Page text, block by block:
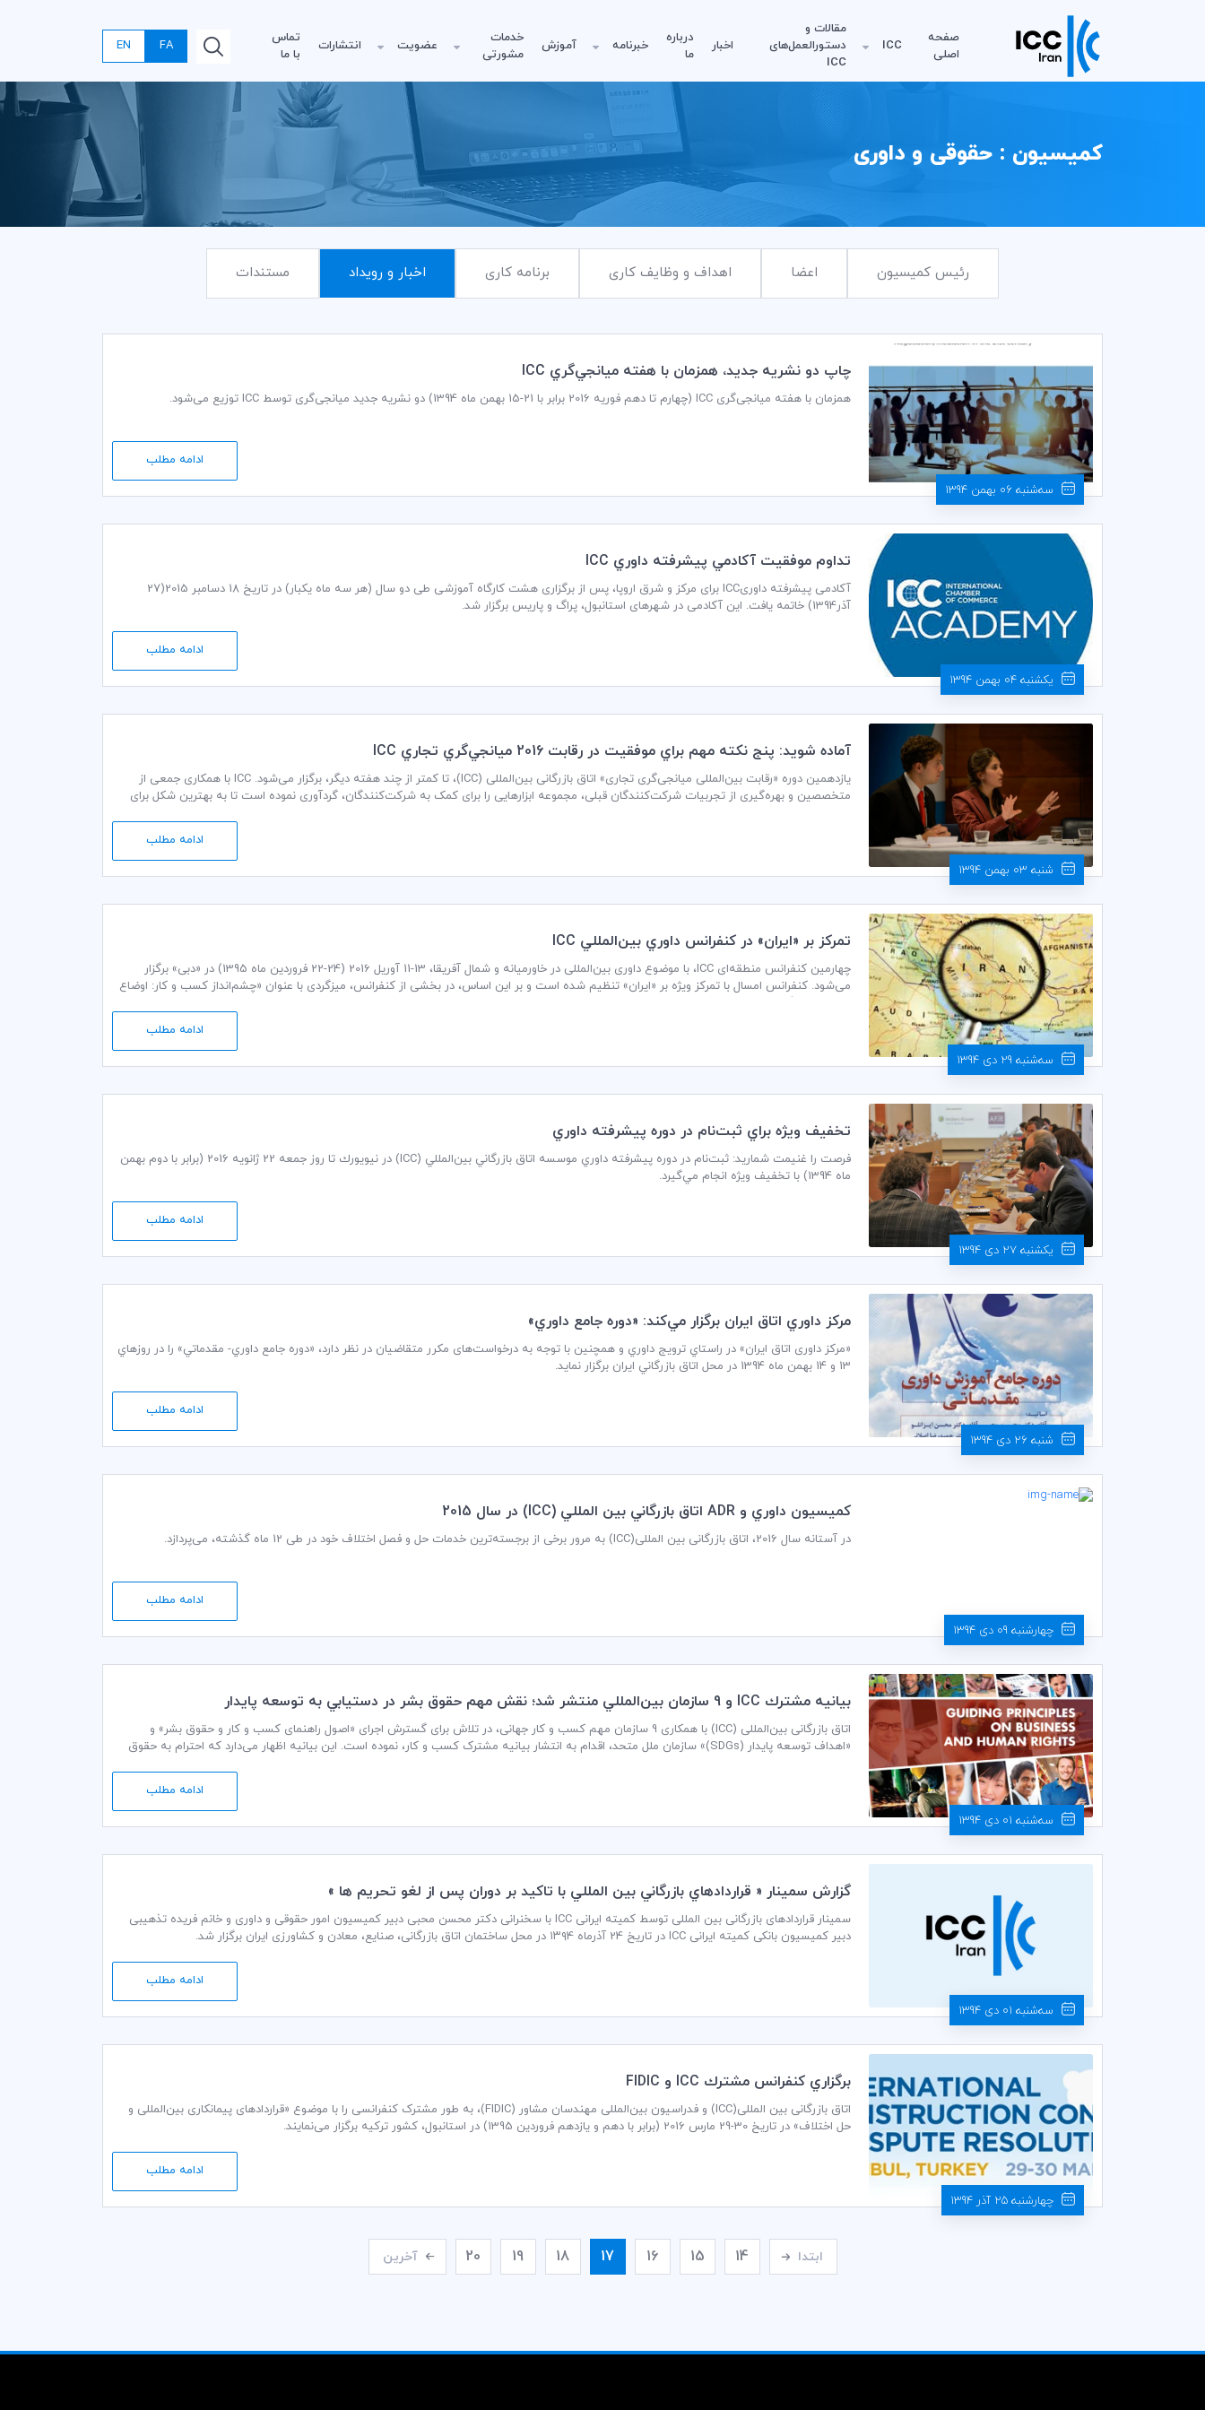
صفحه
اصلی
ICC
مقالات و
دستورالعمل‌های
ICC
اخبار
درباره
ما
خبرنامه آموزش
خدمات
مشورتی
عضویت انتشارات
تماس
با ما
FA
EN
کمیسیون : حقوقی و داوری
رئیس کمیسیون اعضا اهداف و وظایف کاری برنامه کاری اخبار و رویداد مستندات
چاپ دو نشريه جديد، همزمان با هفته ميانجي‌گري ICC
همزمان با هفته میانجی‌گری ICC (چهارم تا دهم فوریه 2016 برابر با 21-15 بهمن ماه 1394) دو نشریه جدید میانجی‌گری توسط ICC توزیع می‌شود.
ادامه مطلب
سه‌شنبه 06 بهمن 1394
تداوم موفقيت آكادمي پيشرفته داوري ICC
آکادمی پیشرفته داوری‌ICC برای مرکز و شرق اروپا، پس از برگزاری هشت کارگاه آموزشی طی دو سال (هر سه ماه یکبار) در تاریخ 18 دسامبر 2015(27
آذر1394) خاتمه یافت. این آکادمی در شهرهای استانبول، پراگ و پاریس برگزار شد.
ادامه مطلب
یکشنبه 04 بهمن 1394
آماده شويد: پنج نكته مهم براي موفقيت در رقابت 2016 ميانجي‌گري تجاري ICC
یازدهمین دوره «رقابت بین‌المللی میانجی‌گری تجاری» اتاق بازرگانی بین‌المللی (ICC)، تا کمتر از چند هفته دیگر، برگزار می‌شود. ICC با همکاری جمعی از
متخصصین و بهره‌گیری از تجربیات شرکت‌کنندگان قبلی، مجموعه ابزارهایی را برای کمک به شرکت‌کنندگان، گردآوری نموده است تا به بهترین شکل برای
ادامه مطلب
شنبه 03 بهمن 1394
تمركز بر «ايران» در كنفرانس داوري بين‌المللي ICC
چهارمین کنفرانس منطقه‌ای ICC، با موضوع داوری بین‌المللی در خاورمیانه و شمال آفریقا، 13-11 آوریل 2016 (24-22 فروردین ماه 1395) در «دبی» برگزار
می‌شود. کنفرانس امسال با تمرکز ویژه بر «ایران» تنظیم شده است و بر این اساس، در بخشی از کنفرانس، میزگردی با عنوان «چشم‌انداز کسب و کار: اوضاع
ادامه مطلب
سه‌شنبه 29 دی 1394
تخفيف ويژه براي ثبت‌نام در دوره پيشرفته داوري
فرصت را غنيمت شماريد: ثبت‌نام در دوره پيشرفته داوري موسسه اتاق بازرگاني بين‌المللي (ICC) در نيويورك تا روز جمعه 22 ژانويه 2016 (برابر با دوم بهمن
ماه 1394) با تخفيف ويژه انجام مي‌گيرد.
ادامه مطلب
یکشنبه 27 دی 1394
مركز داوري اتاق ايران برگزار مي‌كند: «دوره جامع داوري»
«مرکز داوری اتاق ایران» در راستاي ترويج داوري و همچنين با توجه به درخواست‌های مکرر متقاضیان در نظر دارد، «دوره جامع داوري- مقدماتي» را در روزهاي
13 و 14 بهمن ماه 1394 در محل اتاق بازرگاني ايران برگزار نماید.
ادامه مطلب
شنبه 26 دی 1394
كميسيون داوري و ADR اتاق بازرگاني بين المللي (ICC) در سال 2015
در آستانه سال 2016، اتاق بازرگانی بین المللی‌‌(ICC) به مرور برخی از برجسته‌ترین خدمات حل و فصل اختلاف خود در طی 12 ماه گذشته‌، می‌پردازد.
ادامه مطلب
چهارشنبه 09 دی 1394
بيانيه مشترك ICC و 9 سازمان بين‌المللي منتشر شد؛ نقش مهم حقوق بشر در دستيابي به توسعه پايدار
اتاق بازرگانی بین‌المللی (ICC) با همکاری 9 سازمان مهم کسب و کار جهانی، در تلاش برای گسترش اجرای «اصول راهنمای کسب و کار و حقوق بشر» و
«اهداف توسعه پایدار (SDGs)» سازمان ملل متحد، اقدام به انتشار بیانیه مشترک کسب و کار، نموده است. این بیانیه اظهار می‌دارد که احترام به حقوق
ادامه مطلب
سه‌شنبه 01 دی 1394
گزارش سمينار « قراردادهاي بازرگاني بين المللي با تاكيد بر دوران پس از لغو تحريم ها »
سمینار قراردادهای بازرگانی بین المللی توسط کمیته ایرانی ICC با سخنرانی دکتر محسن محبی دبیر کمیسیون امور حقوقی و داوری و خانم فریده تذهیبی
دبیر کمیسیون بانکی کمیته ایرانی ICC در تاریخ 24 آذرماه ۱۳۹4 در محل ساختمان اتاق بازرگانی، صنایع، معادن و کشاورزی ایران برگزار شد.
ادامه مطلب
سه‌شنبه 01 دی 1394
برگزاري كنفرانس مشترك ICC و FIDIC
اتاق بازرگانی بین المللی(ICC)‌ و فدراسیون بین‌المللی مهندسان مشاور (FIDIC)، به طور مشترک کنفرانسی را با موضوع «قراردادهای پیمانکاری بین‌المللی و
حل اختلاف» در تاریخ 30-29 مارس 2016 (برابر با دهم و یازدهم فروردین 1395) در استانبول، کشور ترکیه برگزار می‌نمایند.
ادامه مطلب
چهارشنبه 25 آذر 1394
ابتدا 14
15
16
17
18
19
20 آخرین